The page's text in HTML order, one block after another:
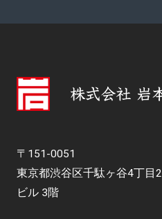
〒151-0051
東京都渋谷区千駄ヶ谷4丁
ビル 3階